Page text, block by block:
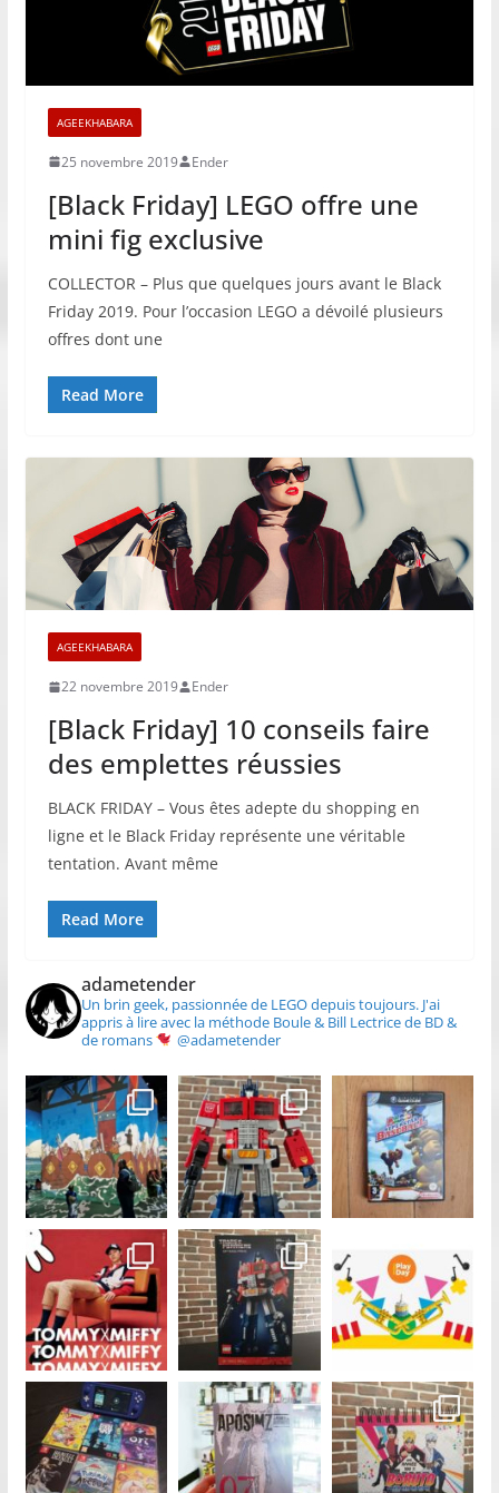
AGEEKHABARA
25 novembre 2019 Ender
[Black Friday] LEGO offre une
mini fig exclusive
COLLECTOR – Plus que quelques jours avant le Black
Friday 2019. Pour l’occasion LEGO a dévoilé plusieurs
offres dont une
Read More
AGEEKHABARA
22 novembre 2019 Ender
[Black Friday] 10 conseils faire
des emplettes réussies
BLACK FRIDAY – Vous êtes adepte du shopping en
ligne et le Black Friday représente une véritable
tentation. Avant même
Read More
adametender
Un brin geek, passionnée de LEGO depuis toujours.J'ai
appris à lire avec la méthode Boule & Bill Lectrice de BD &
de romans
@adametender